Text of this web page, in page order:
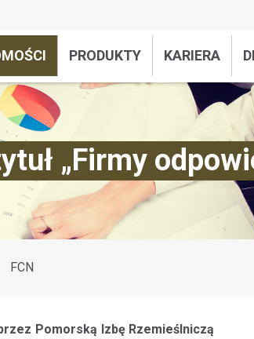
PRODUKTY KARIERA
„Firmy
FCN
Pomorską Izbę Rzemieślniczą